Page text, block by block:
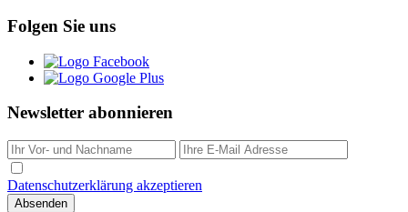
Folgen Sie uns
Newsletter abonnieren
Datenschutzerklärung akzeptieren